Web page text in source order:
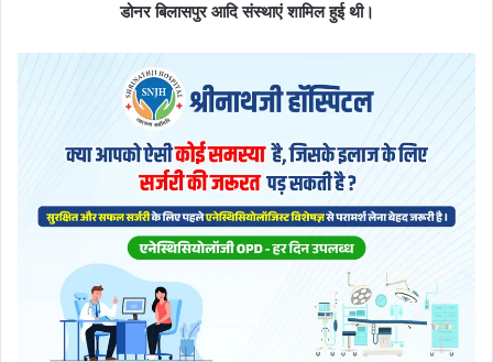
डोनर बिलासपुर आदि संस्थाएं शामिल हुई थी।